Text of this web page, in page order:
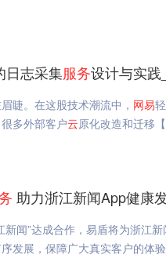
日志采集服务设计与实
睫。在这股技术潮流中， 网易
多外部客户云原化改造和迁移
助力浙江新闻App健康
新闻”达成合作，易盾将为浙江
发展，保障广大真实客户的体